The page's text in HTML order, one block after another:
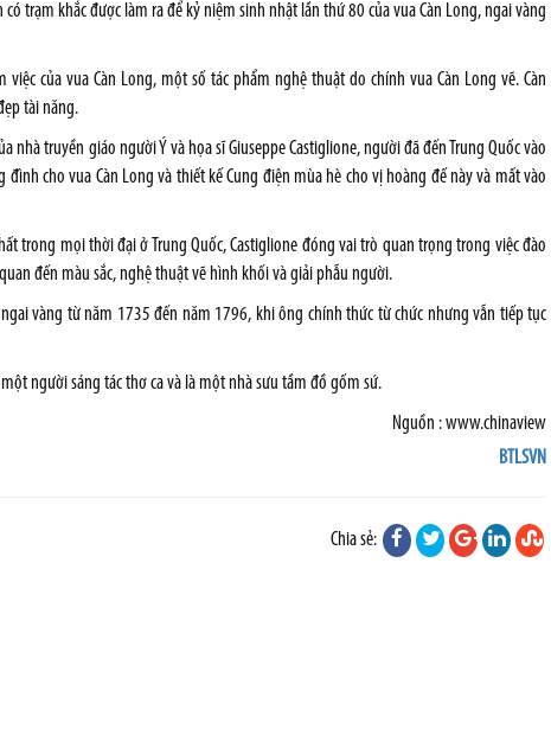
trạm khắc được làm ra để kỷ niệm sinh nhật lần thứ 80 của vua Càn Long, ngai vàng
của vua Càn Long, một số tác phẩm nghệ thuật do chính vua Càn Long vẽ. Càn
tài năng.
nhà truyền giáo người Ý và họa sĩ Giuseppe Castiglione, người đã đến Trung Quốc vào
cho vua Càn Long và thiết kế Cung điện mùa hè cho vị hoàng đế này và mất vào
trong mọi thời đại ở Trung Quốc, Castiglione đóng vai trò quan trọng trong việc đào
đến màu sắc, nghệ thuật vẽ hình khối và giải phẫu người.
vàng từ năm 1735 đến năm 1796, khi ông chính thức từ chức nhưng vẫn tiếp tục
người sáng tác thơ ca và là một nhà sưu tầm đồ gốm sứ.
Nguồn : www.chinaview
BTLSVN
Chia sẻ: